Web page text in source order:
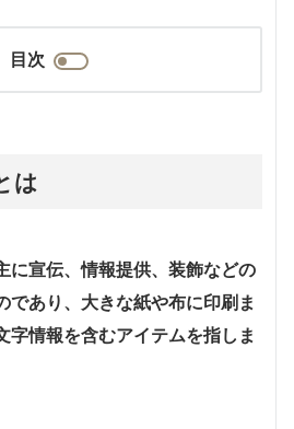
目次
は
に宣伝、情報提供、装飾などの
であり、大きな紙や布に印刷ま
字情報を含むアイテムを指しま